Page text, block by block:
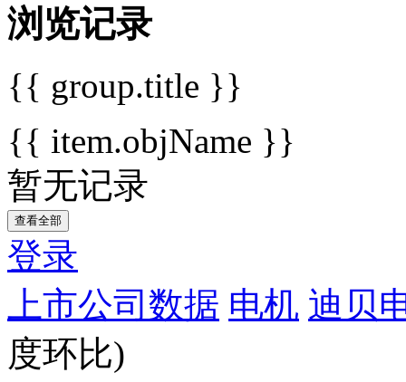
浏览记录
{{ group.title }}
{{ item.objName }}
暂无记录
查看全部
登录
上市公司数据 电机 迪贝
度环比)